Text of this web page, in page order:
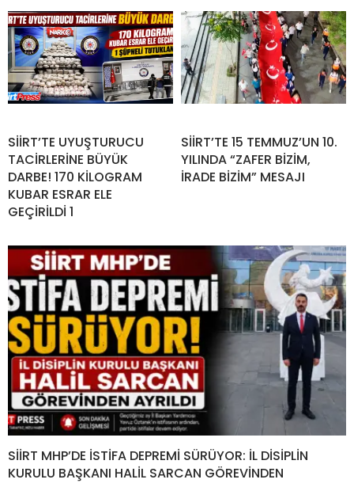
SİİRT’TE UYUŞTURUCU
TACİRLERİNE BÜYÜK
DARBE! 170 KİLOGRAM
KUBAR ESRAR ELE
GEÇİRİLDİ 1
SİİRT’TE 15 TEMMUZ’UN 10.
YILINDA “ZAFER BİZİM,
İRADE BİZİM” MESAJI
SİİRT MHP’DE İSTİFA DEPREMİ SÜRÜYOR: İL DİSİPLİN
KURULU BAŞKANI HALİL SARCAN GÖREVİNDEN